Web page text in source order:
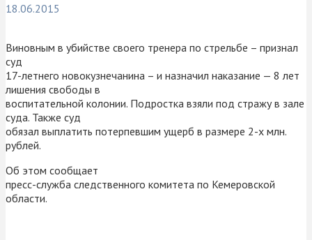
18.06.2015
Виновным в убийстве своего тренера по стрельбе – признал
суд
17-летнего новокузнечанина – и назначил наказание — 8 лет
лишения свободы в
воспитательной колонии. Подростка взяли под стражу в зале
суда. Также суд
обязал выплатить потерпевшим ущерб в размере 2-х млн.
рублей.
Об этом сообщает
пресс-служба следственного комитета по Кемеровской
области.